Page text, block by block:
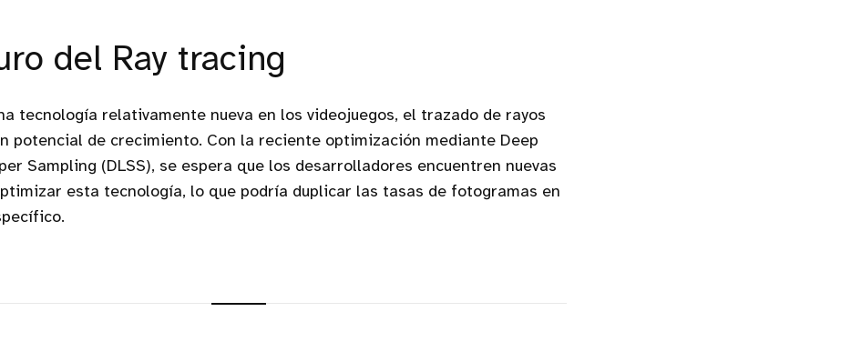
del Ray tracing
tecnología relativamente nueva en los videojuegos, el trazado de rayos
potencial de crecimiento. Con la reciente optimización mediante Deep
Sampling (DLSS), se espera que los desarrolladores encuentren nuevas
esta tecnología, lo que podría duplicar las tasas de fotogramas en